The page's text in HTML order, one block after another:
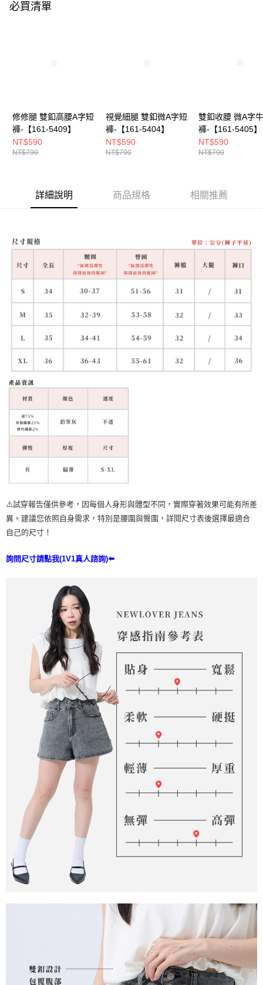
每筆NT$100，滿NT$1,899(含以上)免運費
必買清單
修修腿 雙釦高腰A字短
褲-【161-5409】
NT$590
NT$790
視覺細腿 雙釦微A字短
褲-【161-5404】
NT$590
NT$790
雙釦收腰 微A字
褲-【161-5405】
NT$590
NT$790
詳細說明 商品規格 相關推薦
⚠️試穿報告僅供參考，因每個人身形與體型不同，實際穿著效果可能有所差
異。建議您依照自身需求，特別是腰圍與臀圍，詳閱尺寸表後選擇最適合
自己的尺寸！
詢問尺寸請點我(1V1真人諮詢)⬅️